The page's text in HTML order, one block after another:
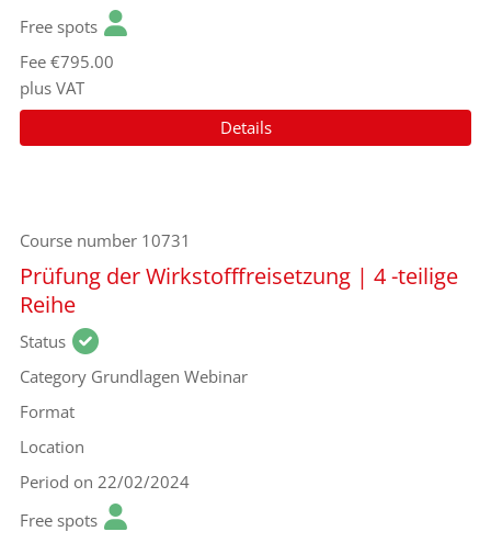
Free spots
Fee €795.00
plus VAT
Details
Course number 10731
Prüfung der Wirkstofffreisetzung | 4 -teilige
Reihe
Status
Category Grundlagen Webinar
Format
Location
Period on 22/02/2024
Free spots